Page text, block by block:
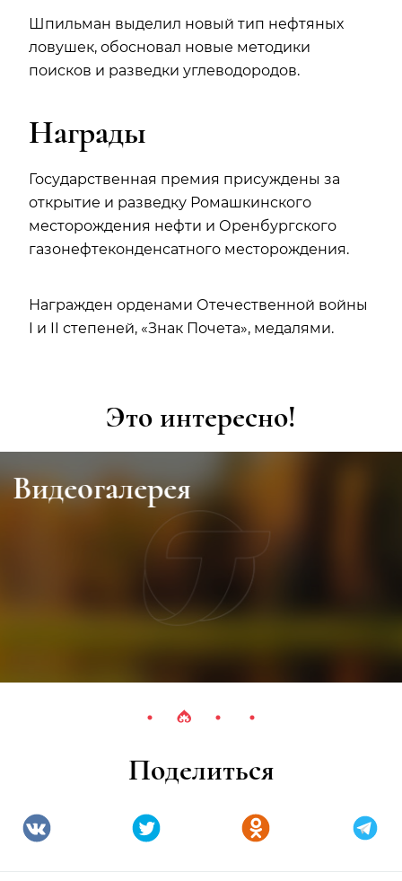
Шпильман выделил новый тип нефтяных
ловушек, обосновал новые методики
поисков и разведки углеводородов.
Награды
Государственная премия присуждены за
открытие и разведку Ромашкинского
месторождения нефти и Оренбургского
газонефтеконденсатного месторождения.
Награжден орденами Отечественной войны
I и II степеней, «Знак Почета», медалями.
Это интересно!
Видеогалерея
Поделиться